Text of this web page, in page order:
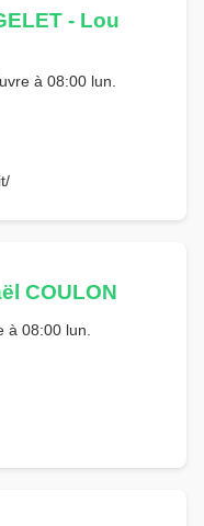
- Lou
à 08:00 lun.
COULON
à 08:00 lun.